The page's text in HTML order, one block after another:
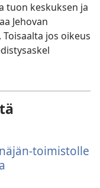
tuon keskuksen ja
Jehovan
jos oikeus
toimistolle